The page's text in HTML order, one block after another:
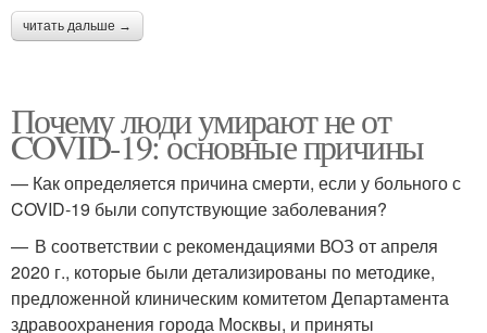
читать дальше →
Почему люди умирают не от
COVID-19: основные причины
— Как определяется причина смерти, если у больного с
COVID‑19 были сопутствующие заболевания?
— В соответствии с рекомендациями ВОЗ от апреля
2020 г., которые были детализированы по методике,
предложенной клиническим комитетом Департамента
здравоохранения города Москвы, и приняты